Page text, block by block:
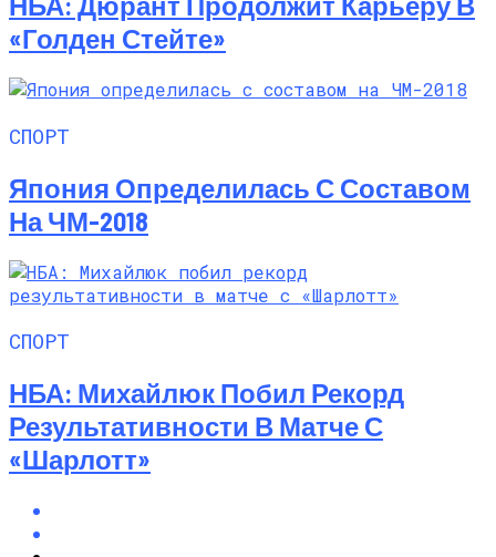
«Голден Стейте»
СПОРТ
Япония Определилась С Составом
На ЧМ-2018
СПОРТ
НБА: Михайлюк Побил Рекорд
Результативности В Матче С
«Шарлотт»